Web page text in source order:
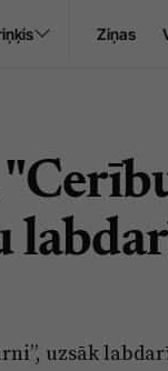
Ziņas
uzsāk